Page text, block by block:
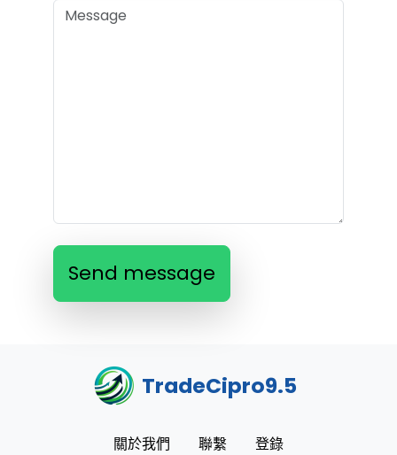
Send message
TradeCipro9.5
關於我們 聯繫 登錄